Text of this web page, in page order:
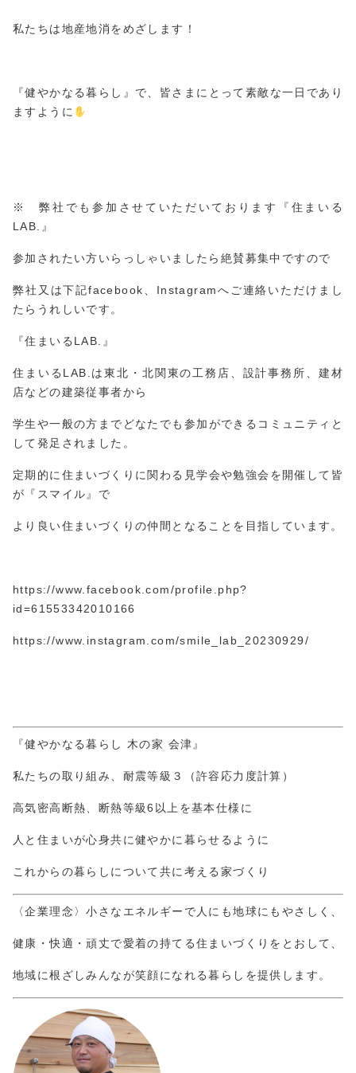
私たちは地産地消をめざします！
『健やかなる暮らし』で、皆さまにとって素敵な一日であり
ますように
※ 弊社でも参加させていただいております『住まいる
LAB.』
参加されたい方いらっしゃいましたら絶賛募集中ですので
弊社又は下記facebook、Instagramへご連絡いただけまし
たらうれしいです。
『住まいるLAB.』
住まいるLAB.は東北・北関東の工務店、設計事務所、建材
店などの建築従事者から
学生や一般の方までどなたでも参加ができるコミュニティと
して発足されました。
定期的に住まいづくりに関わる見学会や勉強会を開催して皆
が『スマイル』で
より良い住まいづくりの仲間となることを目指しています。
https://www.facebook.com/profile.php?
id=61553342010166
https://www.instagram.com/smile_lab_20230929/
『健やかなる暮らし 木の家 会津』
私たちの取り組み、耐震等級３（許容応力度計算）
高気密高断熱、断熱等級6以上を基本仕様に
人と住まいが心身共に健やかに暮らせるように
これからの暮らしについて共に考える家づくり
〈企業理念〉小さなエネルギーで人にも地球にもやさしく、
健康・快適・頑丈で愛着の持てる住まいづくりをとおして、
地域に根ざしみんなが笑顔になれる暮らしを提供します。